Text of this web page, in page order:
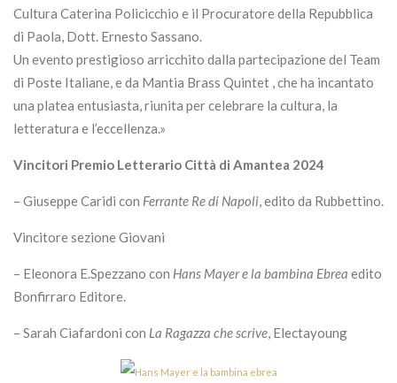
Cultura Caterina Policicchio e il Procuratore della Repubblica
di Paola, Dott. Ernesto Sassano.
Un evento prestigioso arricchito dalla partecipazione del Team
di Poste Italiane, e da Mantia Brass Quintet , che ha incantato
una platea entusiasta, riunita per celebrare la cultura, la
letteratura e l’eccellenza.»
Vincitori Premio Letterario Città di Amantea 2024
– Giuseppe Caridi con Ferrante Re di Napoli, edito da Rubbettino.
Vincitore sezione Giovani
– Eleonora E.Spezzano con Hans Mayer e la bambina Ebrea edito
Bonfirraro Editore.
– Sarah Ciafardoni con La Ragazza che scrive, Electayoung